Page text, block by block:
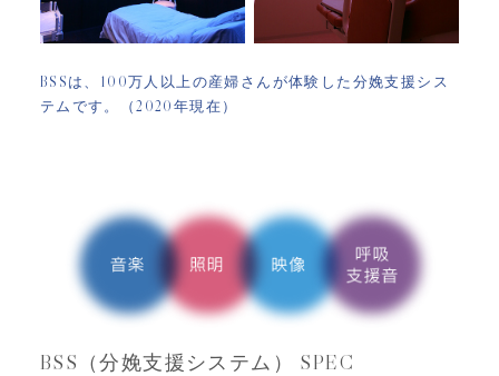
BSSは、100万人以上の産婦さんが体験した分娩支援シス
テムです。（2020年現在）
BSS（分娩支援システム） SPEC